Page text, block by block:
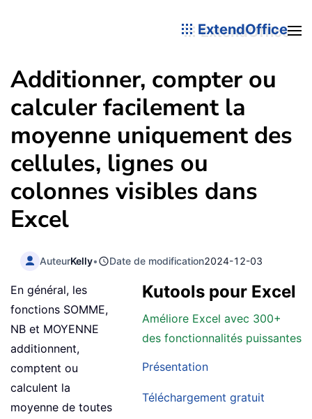
ExtendOffice
Additionner, compter ou
calculer facilement la
moyenne uniquement des
cellules, lignes ou
colonnes visibles dans
Excel
AuteurKelly• Date de modification2024-12-03
Kutools pour Excel
Améliore Excel avec 300+
des fonctionnalités puissantes
Présentation
Téléchargement gratuit
En général, les
fonctions SOMME,
NB et MOYENNE
additionnent,
comptent ou
calculent la
moyenne de toutes